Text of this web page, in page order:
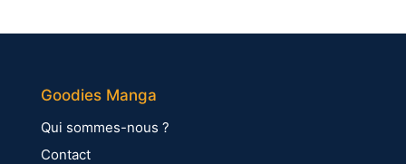
Goodies Manga
Qui sommes-nous ?
Contact